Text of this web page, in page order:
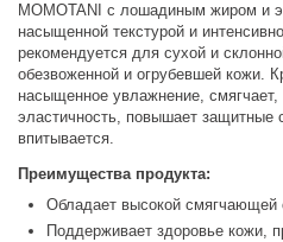
MOMOTANI с лошадиным жиром и
насыщенной текстурой и
рекомендуется для сухой и
обезвоженной и огрубевшей кожи.
насыщенное увлажнение, смягчает,
эластичность, повышает защитные
впитывается.
Преимущества продукта:
Обладает высокой смягчающей
Поддерживает здоровье кожи,